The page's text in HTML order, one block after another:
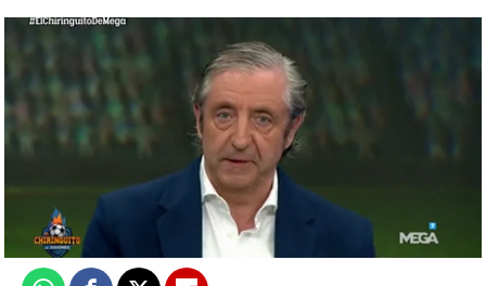
Publicado: 07 de febrero de 2025, 12:04